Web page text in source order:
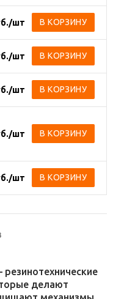
/шт В КОРЗИНУ
/шт В КОРЗИНУ
/шт В КОРЗИНУ
/шт В КОРЗИНУ
/шт В КОРЗИНУ
делают